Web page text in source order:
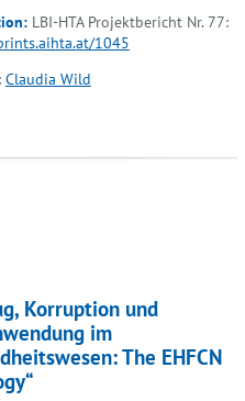
LBI-HTA Projektbericht Nr. 77:
1045
: Claudia Wild
Korruption und
im
The EHFCN